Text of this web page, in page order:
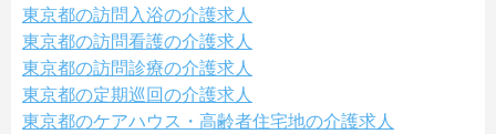
東京都の訪問入浴の介護求人
東京都の訪問看護の介護求人
東京都の訪問診療の介護求人
東京都の定期巡回の介護求人
東京都のケアハウス・高齢者住宅地の介護求人